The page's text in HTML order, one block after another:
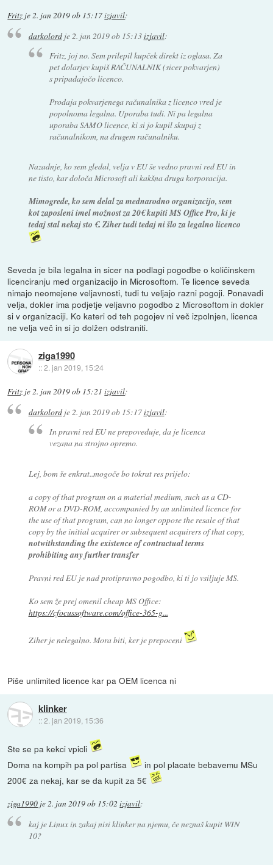
Fritz je2. jan 2019 ob 15:17izjavil:
darkolordje 2. jan 2019 ob 15:13izjavil:
Fritz, joj no. Sem prilepil kupček direkt iz oglasa. Za
pet dolarjev kupiš RAČUNALNIK (sicer pokvarjen)
s pripadajočo licenco.
Prodaja pokvarjenega računalnika z licenco vred je
popolnoma legalna. Uporaba tudi. Ni pa legalna
uporaba SAMO licence, ki si jo kupil skupaj z
računalnikom, na drugem računalniku.
Nazadnje, ko sem gledal, velja v EU še vedno pravni red EU in
ne tisto, kar določa Microsoft ali kakšna druga korporacija.
Mimogrede, ko sem delal za mednarodno organizacijo, sem
kot zaposleni imel možnost za 20€ kupiti MS Office Pro, ki je
tedaj stal nekaj sto €. Ziher tudi tedaj ni šlo za legalno licenco
Seveda je bila legalna in sicer na podlagi pogodbe o količinskem
licenciranju med organizacijo in Microsoftom. Te licence seveda
nimajo neomejene veljavnosti, tudi tu veljajo razni pogoji. Ponavadi
velja, dokler ima podjetje veljavno pogodbo z Microsoftom in dokler
si v organizaciji. Ko kateri od teh pogojev ni več izpolnjen, licenca
ne velja več in si jo dolžen odstraniti.
ziga1990
::2. jan 2019, 15:24
Fritz je2. jan 2019 ob 15:21 izjavil:
darkolordje 2. jan 2019 ob 15:17izjavil:
In pravni red EU ne prepoveduje, da je licenca
vezana na strojno opremo.
Lej, bom še enkrat..mogoče bo tokrat res prijelo:
a copy of that program on a material medium, such as a CD-
ROM or a DVD-ROM, accompanied by an unlimited licence for
the use of that program, can no longer oppose the resale of that
copy by the initial acquirer or subsequent acquirers of that copy,
notwithstanding the existence of contractual terms
prohibiting any further transfer
Pravni red EU je nad protipravno pogodbo, ki ti jo vsiljuje MS.
Ko sem že prej omenil cheap MS Office:
https://cfocussoftware.com/office-365-g...
Ziher je nelegalno. Mora biti, ker je prepoceni
Piše unlimited licence kar pa OEM licenca ni
klinker
::2. jan 2019, 15:36
Ste se pa kekci vpicli
Doma na kompih pa pol partisa
in pol placate bebavemu MSu
200€ za nekaj, kar se da kupit za 5€
ziga1990 je2. jan 2019 ob 15:02 izjavil:
kaj je Linux in zakaj nisi klinker na njemu, če neznaš kupit WIN
10?